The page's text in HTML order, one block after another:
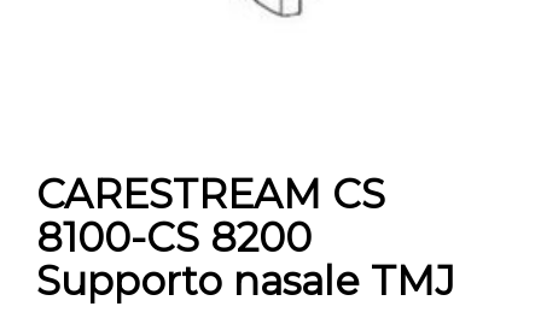
CARESTREAM CS
8100-CS 8200
Supporto nasale TMJ